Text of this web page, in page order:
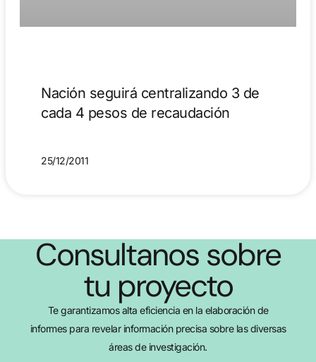
Nación seguirá centralizando 3 de
cada 4 pesos de recaudación
25/12/2011
Consultanos sobre
tu proyecto
Te garantizamos alta eficiencia en la elaboración de
informes para revelar información precisa sobre las diversas
áreas de investigación.